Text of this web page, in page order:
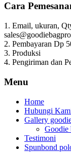
Cara
1. Email, ukuran,
2. Pembayaran Dp
3. Produksi
4. Pengiriman dan
Menu
Home
Hubungi
Gallery
Goodie
Testimoni
Spunbond